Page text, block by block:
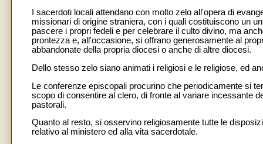
I sacerdoti locali attendano con molto zelo all'opera di
missionari di origine straniera, con i quali costituiscono un
pascere i propri fedeli e per celebrare il culto divino, ma
prontezza e, all'occasione, si offrano generosamente al
abbandonate della propria diocesi o anche di altre diocesi.
Dello stesso zelo siano animati i religiosi e le religiose, ed
Le conferenze episcopali procurino che periodicamente si
scopo di consentire al clero, di fronte al variare incessante
pastorali.
Quanto al resto, si osservino religiosamente tutte le
relativo al ministero ed alla vita sacerdotale.